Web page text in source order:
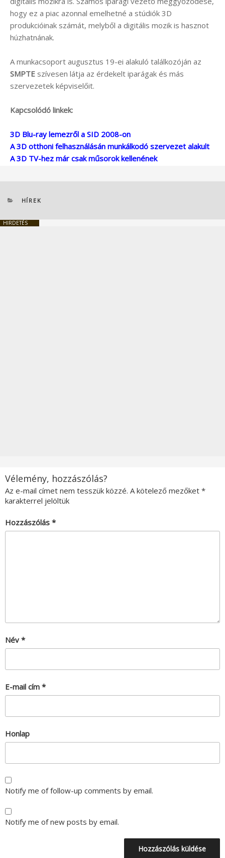
hogy ez a piac azonnal emelhetné a stúdiók 3D
produkcióinak számát, melyből a digitális mozik is hasznot
húzhatnának.
A munkacsoport augusztus 19-ei alakuló találkozóján az
SMPTE szívesen látja az érdekelt iparágak és más
szervezetek képviselőit.
Kapcsolódó linkek:
3D Blu-ray lemezről a SID 2008-on
A 3D otthoni felhasználásán munkálkodó szervezet alakult
A 3D TV-hez már csak műsorok kellenének
KATEGÓRIÁK
HÍREK
HIRDETÉS
Vélemény, hozzászólás?
Az e-mail címet nem tesszük közzé. A kötelező mezőket *
karakterrel jelöltük
Hozzászólás *
Név *
E-mail cím *
Honlap
Notify me of follow-up comments by email.
Notify me of new posts by email.